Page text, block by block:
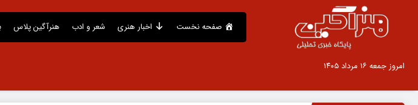
صفحه نخست اخبار هنری شعر و ادب هنرآگین پلاس
امروز جمعه ۱۶ مرداد ۱۴۰۵